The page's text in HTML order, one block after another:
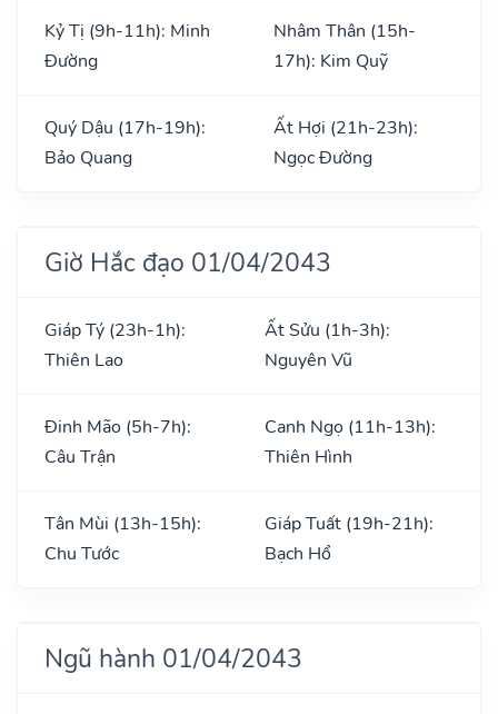
Kỷ Tị (9h-11h): Minh
Đường
Nhâm Thân (15h-
17h): Kim Quỹ
Quý Dậu (17h-19h):
Bảo Quang
Ất Hợi (21h-23h):
Ngọc Đường
Giờ Hắc đạo 01/04/2043
Giáp Tý (23h-1h):
Thiên Lao
Ất Sửu (1h-3h):
Nguyên Vũ
Đinh Mão (5h-7h):
Câu Trận
Canh Ngọ (11h-13h):
Thiên Hình
Tân Mùi (13h-15h):
Chu Tước
Giáp Tuất (19h-21h):
Bạch Hổ
Ngũ hành 01/04/2043